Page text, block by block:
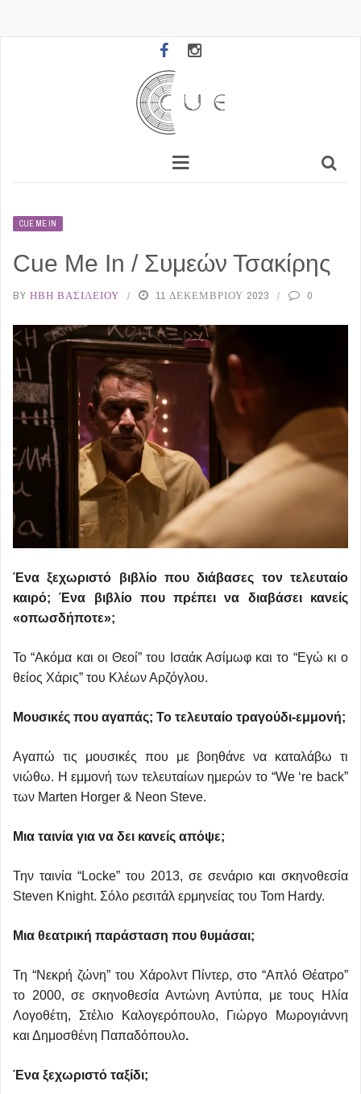
CUE ME IN
Cue Me In / Συμεών Τσακίρης
BY ΉΒΗ ΒΑΣΙΛΕΊΟΥ 11 ΔΕΚΕΜΒΡΊΟΥ 2023 0
Ένα ξεχωριστό βιβλίο που διάβασες τον τελευταίο
καιρό; Ένα βιβλίο που πρέπει να διαβάσει κανείς
«οπωσδήποτε»;
Το “Ακόμα και οι Θεοί” του Ισαάκ Ασίμωφ και το “Εγώ κι ο
θείος Χάρις” του Κλέων Αρζόγλου.
Μουσικές που αγαπάς; Το τελευταίο τραγούδι-εμμονή;
Αγαπώ τις μουσικές που με βοηθάνε να καταλάβω τι
νιώθω. Η εμμονή των τελευταίων ημερών το “We ‘re back”
των Marten Horger & Neon Steve.
Μια ταινία για να δει κανείς απόψε;
Την ταινία “Locke” του 2013, σε σενάριο και σκηνοθεσία
Steven Knight. Σόλο ρεσιτάλ ερμηνείας του Tom Hardy.
Μια θεατρική παράσταση που θυμάσαι;
Τη “Νεκρή ζώνη” του Χάρολντ Πίντερ, στο “Απλό Θέατρο”
το 2000, σε σκηνοθεσία Αντώνη Αντύπα, με τους Ηλία
Λογοθέτη, Στέλιο Καλογερόπουλο, Γιώργο Μωρογιάννη
και Δημοσθένη Παπαδόπουλο.
Ένα ξεχωριστό ταξίδι;